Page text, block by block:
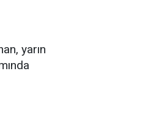
yarın